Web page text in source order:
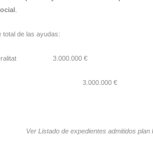
total de las ayudas:
Generalitat 3.000.000 €
3.000.000 €
Ver Listado de expedientes admitidos plan